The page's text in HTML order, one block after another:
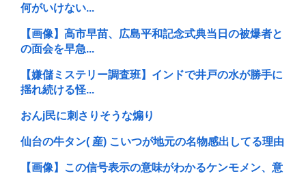
何がいけない...
【画像】高市早苗、広島平和記念式典当日の被爆者と
の面会を早急...
【嫌儲ミステリー調査班】インドで井戸の水が勝手に
揺れ続ける怪...
おんj民に刺さりそうな煽り
仙台の牛タン( 産) こいつが地元の名物感出してる理由
【画像】この信号表示の意味がわかるケンモメン、意